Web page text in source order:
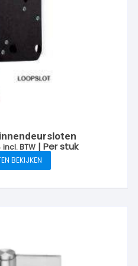
Prijsklasse:
€17.52
tot
€57.34
incl. BTW | Per stuk
BEKIJKEN